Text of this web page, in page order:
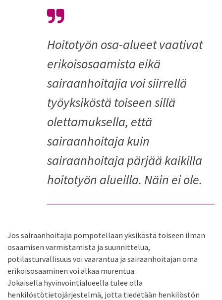
Hoitotyön osa-alueet vaativat
erikoisosaamista eikä
sairaanhoitajia voi siirrellä
työyksiköstä toiseen sillä
olettamuksella, että
sairaanhoitaja kuin
sairaanhoitaja pärjää kaikilla
hoitotyön alueilla. Näin ei ole.
Jos sairaanhoitajia pompotellaan yksiköstä toiseen ilman
osaamisen varmistamista ja suunnittelua,
potilasturvallisuus voi vaarantua ja sairaanhoitajan oma
erikoisosaaminen voi alkaa murentua.
Jokaisella hyvinvointialueella tulee olla
henkilöstötietojärjestelmä, jotta tiedetään henkilöstön